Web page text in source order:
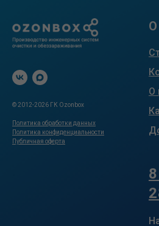
Нажимая кнопку «Задать
на обработку
© 2012-2026 ГК Ozonbox
Политика обработки данных
Политика конфиденциальности
Публичная оферта
О